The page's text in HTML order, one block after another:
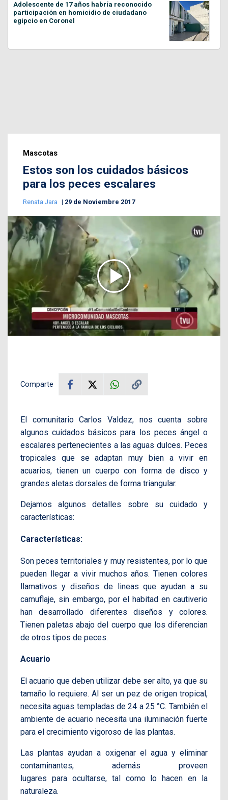
Adolescente de 17 años habría reconocido
participación en homicidio de ciudadano
egipcio en Coronel
Mascotas
Estos son los cuidados básicos
para los peces escalares
Renata Jara 29 de Noviembre 2017
Comparte
El comunitario Carlos Valdez, nos cuenta sobre
algunos cuidados básicos para los peces ángel o
escalares pertenecientes a las aguas dulces. Peces
tropicales que se adaptan muy bien a vivir en
acuarios, tienen un cuerpo con forma de disco y
grandes aletas dorsales de forma triangular.
Dejamos algunos detalles sobre su cuidado y
características:
Características:
Son peces territoriales y muy resistentes, por lo que
pueden llegar a vivir muchos años. Tienen colores
llamativos y diseños de lineas que ayudan a su
camuflaje, sin embargo, por el habitad en cautiverio
han desarrollado diferentes diseños y colores.
Tienen paletas abajo del cuerpo que los diferencian
de otros tipos de peces.
Acuario
El acuario que deben utilizar debe ser alto, ya que su
tamaño lo requiere. Al ser un pez de origen tropical,
necesita aguas templadas de 24 a 25 °C. También el
ambiente de acuario necesita una iluminación fuerte
para el crecimiento vigoroso de las plantas.
Las plantas ayudan a oxigenar el agua y eliminar
contaminantes, además proveen
lugares para ocultarse, tal como lo hacen en la
naturaleza.